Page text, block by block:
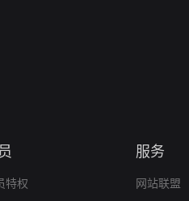
特权
服务
网站联盟